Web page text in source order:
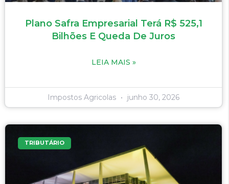
Plano Safra Empresarial Terá R$ 525,1
Bilhões E Queda De Juros
LEIA MAIS »
Impostos Agricolas junho 30, 2026
TRIBUTÁRIO